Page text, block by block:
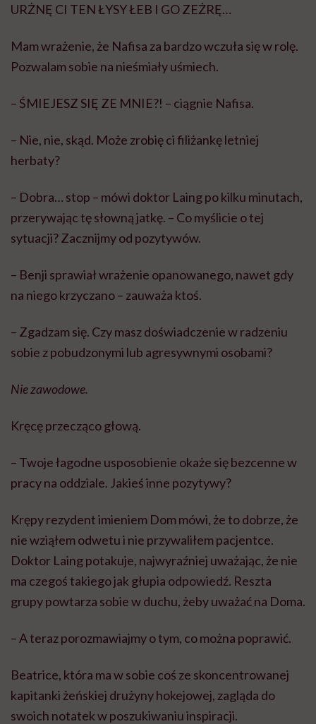
URŻNĘ CI TEN ŁYSY ŁEB I GO ZEŻRĘ…
Mam wrażenie, że Nafisa za bardzo wczuła się w rolę.
Pozwalam sobie na nieśmiały uśmiech.
– ŚMIEJESZ SIĘ ZE MNIE?! – ciągnie Nafisa.
– Nie, nie, skąd. Może zrobię ci filiżankę letniej
herbaty?
– Dobra… stop – mówi doktor Laing po kilku minutach,
przerywając tę słowną jatkę. – Co myślicie o tej
sytuacji? Zacznijmy od pozytywów.
– Benji sprawiał wrażenie opanowanego, nawet gdy
na niego krzyczano – zauważa ktoś.
– Zgadzam się. Czy masz doświadczenie w radzeniu
sobie z pobudzonymi lub agresywnymi osobami?
Nie zawodowe.
Kręcę przecząco głową.
– Twoje łagodne usposobienie okaże się bezcenne w
pracy na oddziale. Jakieś inne pozytywy?
Krępy rezydent imieniem Dom mówi, że to dobrze, że
nie wziąłem odwetu i nie przywaliłem pacjentce.
Doktor Laing potakuje, najwyraźniej uważając, że nie
ma czegoś takiego jak głupia odpowiedź. Reszta
grupy powtarza sobie w duchu, żeby uważać na Doma.
– A teraz porozmawiajmy o tym, co można poprawić.
Beatrice, która ma w sobie coś ze skoncentrowanej
kapitanki żeńskiej drużyny hokejowej, zagląda do
swoich notatek w poszukiwaniu inspiracji.